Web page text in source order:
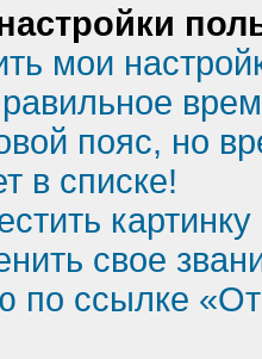
мои
пояс, но
в списке!
свое
по ссылке